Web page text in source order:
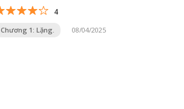
4
Chương 1: Lặng. 08/04/2025